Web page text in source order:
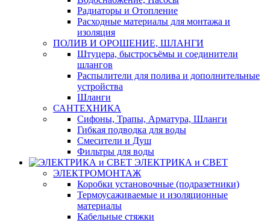
Радиаторы и Отопление
Расходные материалы для монтажа и
изоляция
ПОЛИВ И ОРОШЕНИЕ, ШЛАНГИ
Штуцера, быстросъёмы и соединители
шлангов
Распылители для полива и дополнительные
устройства
Шланги
САНТЕХНИКА
Сифоны, Трапы, Арматура, Шланги
Гибкая подводка для воды
Смесители и Душ
Фильтры для воды
ЭЛЕКТРИКА и СВЕТ
ЭЛЕКТРОМОНТАЖ
Коробки установочные (подразетники)
Термоусаживаемые и изоляционные
материалы
Кабельные стяжки